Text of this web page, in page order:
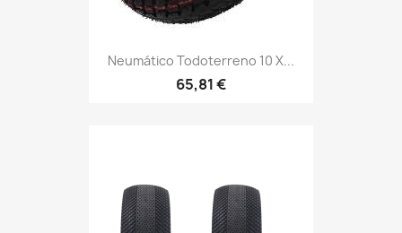
Neumático Todoterreno 10 X...
65,81 €